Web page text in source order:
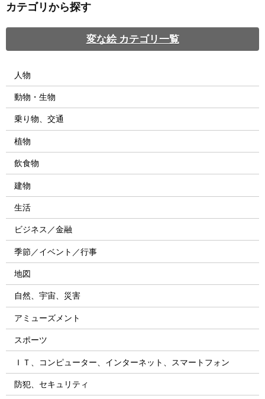
カテゴリから探す
変な絵 カテゴリ一覧
人物
動物・生物
乗り物、交通
植物
飲食物
建物
生活
ビジネス／金融
季節／イベント／行事
地図
自然、宇宙、災害
アミューズメント
スポーツ
ＩＴ、コンピューター、インターネット、スマートフォン
防犯、セキュリティ